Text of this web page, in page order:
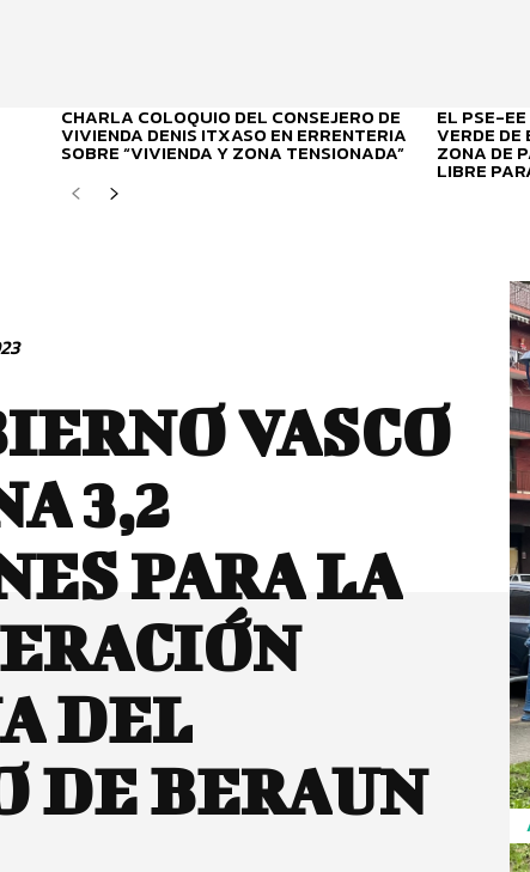
CHARLA COLOQUIO DEL CONSEJERO DE
VIVIENDA DENIS ITXASO EN ERRENTERIA
SOBRE “VIVIENDA Y ZONA TENSIONADA”
EL PSE-
VERDE DE
ZONA DE
LIBRE
VASCO
3,2
PARA LA
DEL
DE BERAUN